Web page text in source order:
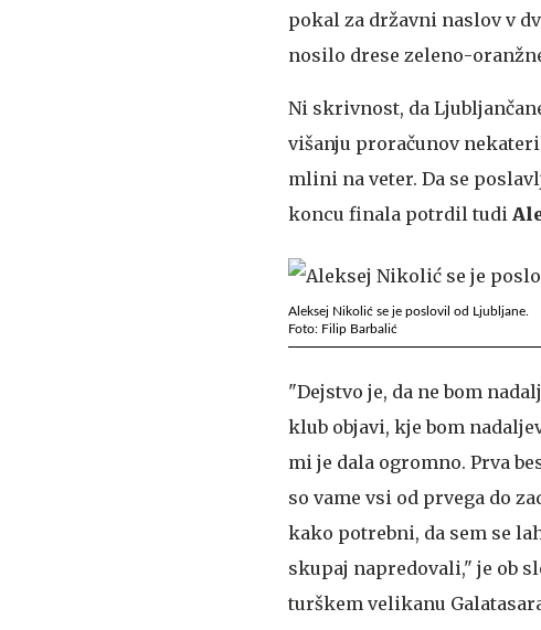
pokal za državni naslov v
nosilo drese zeleno-
Ni skrivnost, da
višanju proračunov
mlini na veter. Da se
koncu finala potrdil tudi
Aleksej Nikolić se je poslovil od Ljubljane.
Foto: Filip Barbalić
"Dejstvo je, da ne bom
klub objavi, kje bom
mi je dala ogromno. Prva
so vame vsi od prvega do
kako potrebni, da sem se
skupaj napredovali," je ob
turškem velikanu